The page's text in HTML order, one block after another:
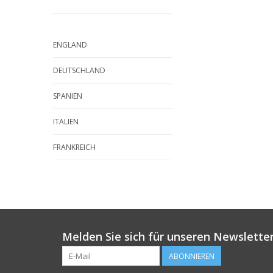
ENGLAND
DEUTSCHLAND
SPANIEN
ITALIEN
FRANKREICH
Melden Sie sich für unseren
ABONNIEREN